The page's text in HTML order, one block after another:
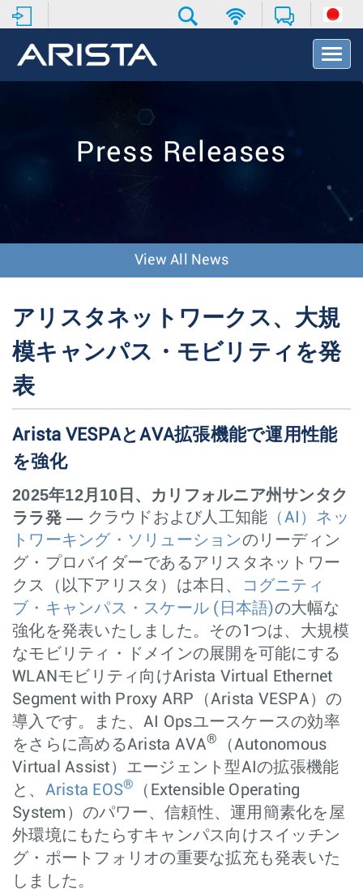
T
o
v
o
Press Releases
View All News
アリスタネットワークス、大規
模キャンパス・モビリティを発
表
Arista VESPAとAVA拡張機能で運用性能
を強化
2025年12月10日、カリフォルニア州サンタク
ララ発 — クラウドおよび人工知能 （AI）ネッ
トワーキング・ソリューションのリーディン
グ・プロバイダーであるアリスタネットワー
クス（以下アリスタ）は本日、
コグニティ
ブ・キャンパス・スケール (日本語)の大幅な
強化を発表いたしました。その1つは、大規模
なモビリティ・ドメインの展開を可能にする
WLANモビリティ向けArista Virtual Ethernet
Segment with Proxy ARP（Arista VESPA）の
導入です。また、AI Opsユースケースの効率
をさらに高めるArista AVA®
（Autonomous
Virtual Assist）エージェント型AIの拡張機能
と、 Arista EOS®
（Extensible Operating
System）のパワー、信頼性、運用簡素化を屋
外環境にもたらすキャンパス向けスイッチン
グ・ポートフォリオの重要な拡充も発表いた
しました。